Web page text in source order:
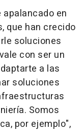
en
que han crecido
soluciones
con ser un
a las
soluciones
Somos
por ejemplo",